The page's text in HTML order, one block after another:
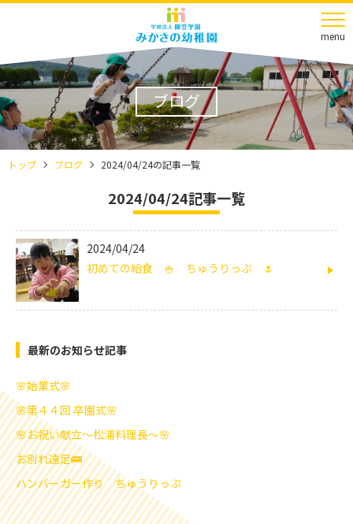
menu
ブログ
トップ ブログ 2024/04/24の記事一覧
2024/04/24記事一覧
2024/04/24
初めての給食 🍚 ちゅうりっぷ 🌷
最新のお知らせ記事
🌸始業式🌸
🌸第４４回 卒園式🌸
🌸お祝い献立～松浦料理長～🌸
お別れ遠足🚌
ハンバーガー作り ちゅうりっぷ